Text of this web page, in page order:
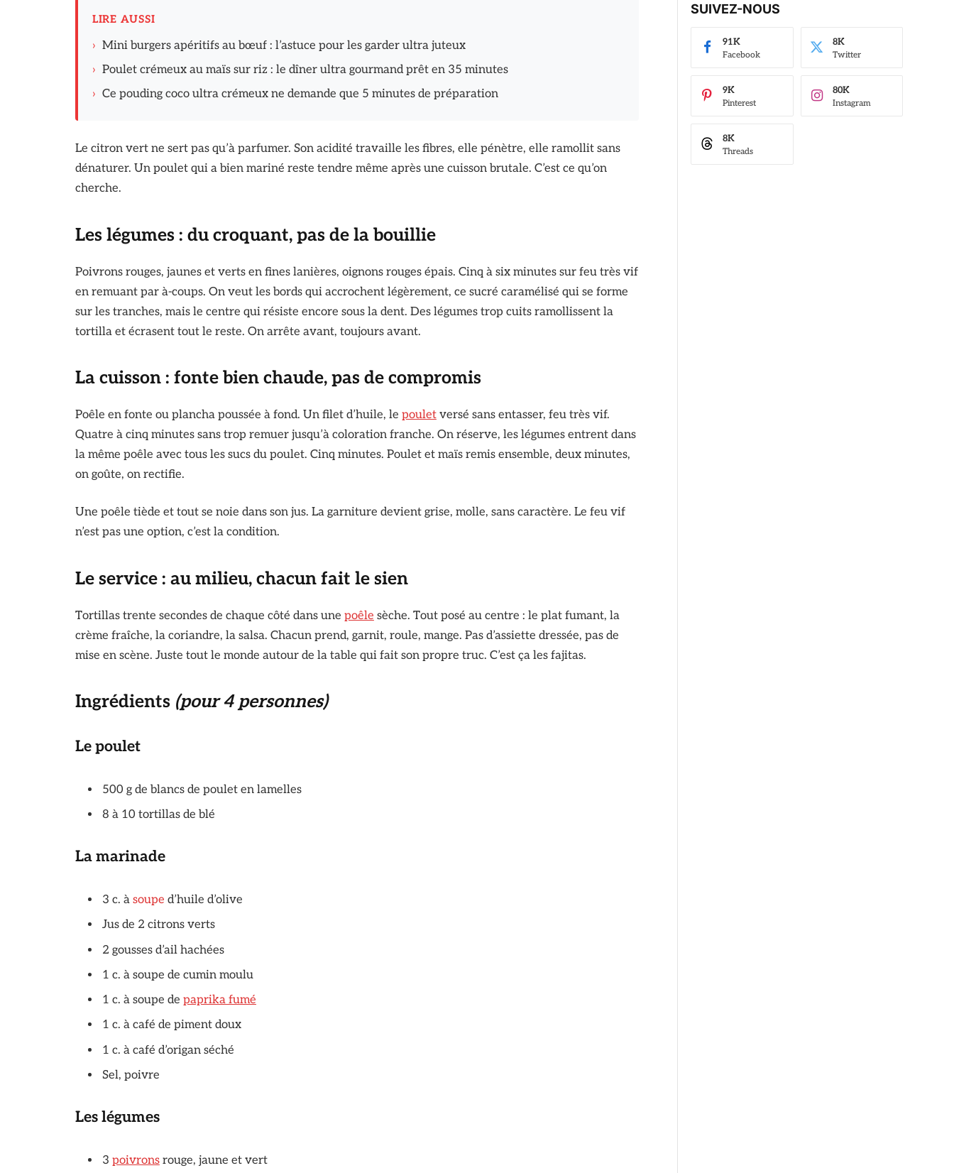
LIRE AUSSI
› Mini burgers apéritifs au bœuf : l’astuce pour les garder ultra juteux
› Poulet crémeux au maïs sur riz : le dîner ultra gourmand prêt en 35 minutes
› Ce pouding coco ultra crémeux ne demande que 5 minutes de préparation
Le citron vert ne sert pas qu’à parfumer. Son acidité travaille les fibres, elle pénètre, elle ramollit sans
dénaturer. Un poulet qui a bien mariné reste tendre même après une cuisson brutale. C’est ce qu’on
cherche.
Les légumes : du croquant, pas de la bouillie
Poivrons rouges, jaunes et verts en fines lanières, oignons rouges épais. Cinq à six minutes sur feu très vif
en remuant par à-coups. On veut les bords qui accrochent légèrement, ce sucré caramélisé qui se forme
sur les tranches, mais le centre qui résiste encore sous la dent. Des légumes trop cuits ramollissent la
tortilla et écrasent tout le reste. On arrête avant, toujours avant.
La cuisson : fonte bien chaude, pas de compromis
Poêle en fonte ou plancha poussée à fond. Un filet d’huile, le pouletversé sans entasser, feu très vif.
Quatre à cinq minutes sans trop remuer jusqu’à coloration franche. On réserve, les légumes entrent dans
la même poêle avec tous les sucs du poulet. Cinq minutes. Poulet et maïs remis ensemble, deux minutes,
on goûte, on rectifie.
Une poêle tiède et tout se noie dans son jus. La garniture devient grise, molle, sans caractère. Le feu vif
n’est pas une option, c’est la condition.
Le service : au milieu, chacun fait le sien
Tortillas trente secondes de chaque côté dans une poêle sèche. Tout posé au centre : le plat fumant, la
crème fraîche, la coriandre, la salsa. Chacun prend, garnit, roule, mange. Pas d’assiette dressée, pas de
mise en scène. Juste tout le monde autour de la table qui fait son propre truc. C’est ça les fajitas.
Ingrédients (pour 4 personnes)
Le poulet
500 g de blancs de poulet en lamelles
8 à 10 tortillas de blé
La marinade
3 c. à soupe d’huile d’olive
Jus de 2 citrons verts
2 gousses d’ail hachées
1 c. à soupe de cumin moulu
1 c. à soupe de paprika fumé
1 c. à café de piment doux
1 c. à café d’origan séché
Sel, poivre
Les légumes
3 poivronsrouge, jaune et vert
SUIVEZ-NOUS
Facebook
91K
Twitter
8K
Pinterest
9K
Instagram
80K
Threads
8K